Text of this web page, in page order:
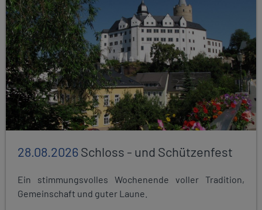
28.08.2026Schloss - und Schützenfest
Ein stimmungsvolles Wochenende voller Tradition,
Gemeinschaft und guter Laune.